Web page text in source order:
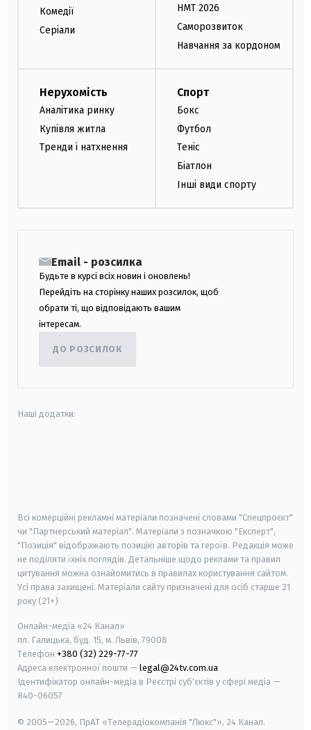
Комедії
Серіали
НМТ 2026
Саморозвиток
Навчання за кордоном
Нерухомість
Аналітика ринку
Купівля житла
Тренди і натхнення
Спорт
Бокс
Футбол
Теніс
Біатлон
Інші види спорту
Email - розсилка
Будьте в курсі всіх новин і оновлень!
Перейдіть на сторінку наших розсилок, щоб
обрати ті, що відповідають вашим
інтересам.
ДО РОЗСИЛОК
Наші додатки:
Всі комерційні рекламні матеріали позначені словами "Спецпроєкт"
чи "Партнерський матеріал". Матеріали з позначкою "Експерт",
"Позиція" відображають позицію авторів та героїв. Редакція може
не поділяти їхніх поглядів. Детальніше щодо реклами та правил
цитування можна ознайомитись в правилах користування сайтом.
Усі права захищені. Матеріали сайту призначені для осіб старше 21
року (21+)
Онлайн-медіа «24 Канал»
пл. Галицька, буд. 15, м. Львів, 79008
Телефон +380 (32) 229-77-77
Адреса електронної пошти — legal@24tv.com.ua
Ідентифікатор онлайн-медіа в Реєстрі суб'єктів у сфері медіа —
R40-06057
© 2005—2026, ПрАТ «Телерадіокомпанія "Люкс"», 24 Канал.